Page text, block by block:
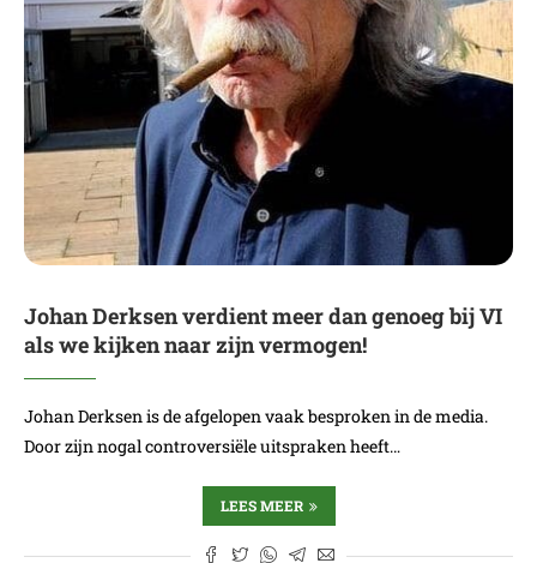
Johan Derksen verdient meer dan genoeg bij VI
als we kijken naar zijn vermogen!
Johan Derksen is de afgelopen vaak besproken in de media.
Door zijn nogal controversiële uitspraken heeft…
LEES MEER